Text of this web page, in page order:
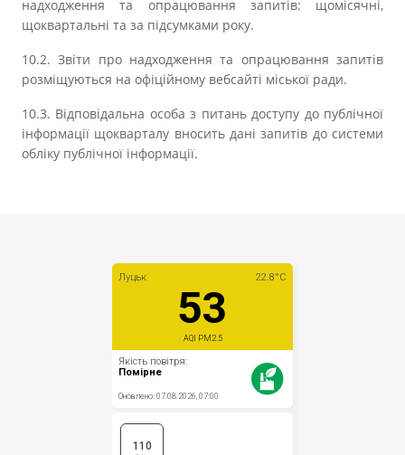
надходження та опрацювання запитів: щомісячні,
щоквартальні та за підсумками року.
10.2. Звіти про надходження та опрацювання запитів
розміщуються на офіційному вебсайті міської ради.
10.3. Відповідальна особа з питань доступу до публічної
інформації щокварталу вносить дані запитів до системи
обліку публічної інформації.